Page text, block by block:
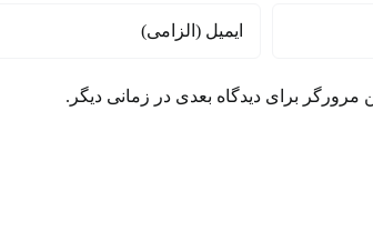
مرورگر برای دیدگاه بعدی در زمانی دیگر.